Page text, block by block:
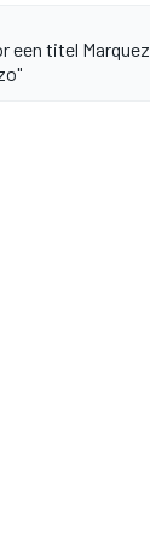
een titel Marquez